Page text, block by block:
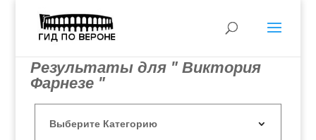
Результаты для " Виктория
Фарнезе "